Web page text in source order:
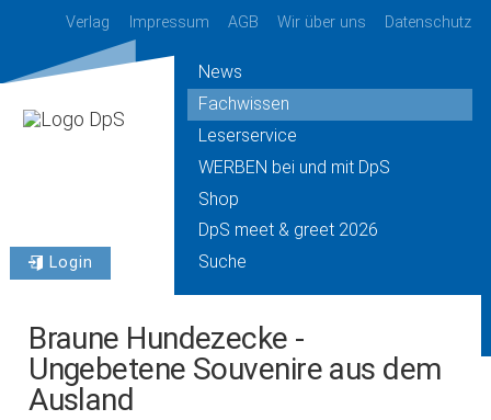
Verlag Impressum AGB Wir über uns Datenschutz
Login
News
Fachwissen
Leserservice
WERBEN bei und mit DpS
Shop
DpS meet & greet 2026
Suche
Braune Hundezecke -
Ungebetene Souvenire aus dem
Ausland